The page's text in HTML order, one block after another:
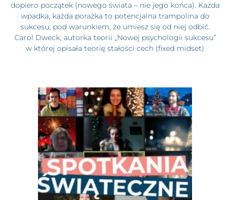
dopiero początek (nowego świata – nie jego końca). Każda
wpadka, każda porażka to potencjalna trampolina do
sukcesu, pod warunkiem, że umiesz się od niej odbić.
Carol Dweck, autorka teorii „Nowej psychologii sukcesu”
w której opisała teorię stałości cech (fixed midset)